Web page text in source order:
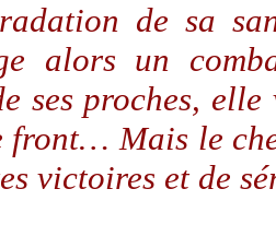
de sa
alors un
ses proches,
front… Mais le
victoires et de